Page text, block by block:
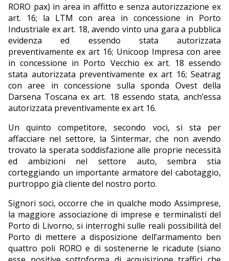
RORO pax) in area in affitto e senza autorizzazione ex
art. 16; la LTM con area in concessione in Porto
Industriale ex art. 18, avendo vinto una gara a pubblica
evidenza ed essendo stata autorizzata
preventivamente ex art 16; Unicoop Impresa con aree
in concessione in Porto Vecchio ex art. 18 essendo
stata autorizzata preventivamente ex art 16; Seatrag
con aree in concessione sulla sponda Ovest della
Darsena Toscana ex art. 18 essendo stata, anch’essa
autorizzata preventivamente ex art 16.
Un quinto competitore, secondo voci, si sta per
affacciare nel settore, la Sintermar, che non avendo
trovato la sperata soddisfazione alle proprie necessità
ed ambizioni nel settore auto, sembra stia
corteggiando un importante armatore del cabotaggio,
purtroppo già cliente del nostro porto.
Signori soci, occorre che in qualche modo Assimprese,
la maggiore associazione di imprese e terminalisti del
Porto di Livorno, si interroghi sulle reali possibilità del
Porto di mettere a disposizione dell’armamento ben
quattro poli RORO e di sostenerne le ricadute (siano